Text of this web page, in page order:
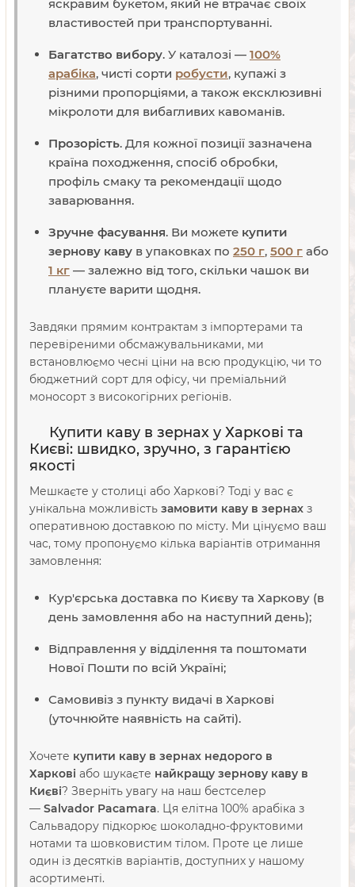
яскравим букетом, який не втрачає своїх
властивостей при транспортуванні.
Багатство вибору. У каталозі — 100%
арабіка, чисті сорти робусти, купажі з
різними пропорціями, а також ексклюзивні
мікролоти для вибагливих кавоманів.
Прозорість. Для кожної позиції зазначена
країна походження, спосіб обробки,
профіль смаку та рекомендації щодо
заварювання.
Зручне фасування. Ви можете купити
зернову каву в упаковках по 250 г, 500 г або
1 кг — залежно від того, скільки чашок ви
плануєте варити щодня.
Завдяки прямим контрактам з імпортерами та
перевіреними обсмажувальниками, ми
встановлюємо чесні ціни на всю продукцію, чи то
бюджетний сорт для офісу, чи преміальний
моносорт з високогірних регіонів.
Купити каву в зернах у Харкові та
Києві: швидко, зручно, з гарантією
якості
Мешкаєте у столиці або Харкові? Тоді у вас є
унікальна можливість замовити каву в зернах з
оперативною доставкою по місту. Ми цінуємо ваш
час, тому пропонуємо кілька варіантів отримання
замовлення:
Кур'єрська доставка по Києву та Харкову (в
день замовлення або на наступний день);
Відправлення у відділення та поштомати
Нової Пошти по всій Україні;
Самовивіз з пункту видачі в Харкові
(уточнюйте наявність на сайті).
Хочете купити каву в зернах недорого в
Харкові або шукаєте найкращу зернову каву в
Києві? Зверніть увагу на наш бестселер
— Salvador Pacamara. Ця елітна 100% арабіка з
Сальвадору підкорює шоколадно-фруктовими
нотами та шовковистим тілом. Проте це лише
один із десятків варіантів, доступних у нашому
асортименті.